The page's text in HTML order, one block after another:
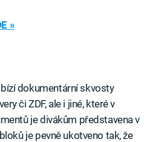
»
dokumentární skvosty
či ZDF, ale i jiné, které v
je divákům představena v
je pevně ukotveno tak, že